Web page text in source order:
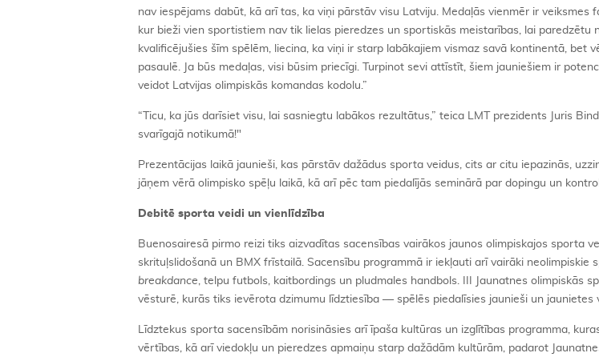
nav iespējams dabūt, kā arī tas, ka viņi pārstāv visu Latviju. Medaļās vienmēr ir veiksmes
kur bieži vien sportistiem nav tik lielas pieredzes un sportiskās meistarības, lai paredzētu
kvalificējušies šīm spēlēm, liecina, ka viņi ir starp labākajiem vismaz savā kontinentā, bet
pasaulē. Ja būs medaļas, visi būsim priecīgi. Turpinot sevi attīstīt, šiem jauniešiem ir
veidot Latvijas olimpiskās komandas kodolu.”
“Ticu, ka jūs darīsiet visu, lai sasniegtu labākos rezultātus,” teica LMT prezidents Juris
svarīgajā notikumā!"
Prezentācijas laikā jaunieši, kas pārstāv dažādus sporta veidus, cits ar citu iepazinās,
jāņem vērā olimpisko spēļu laikā, kā arī pēc tam piedalījās seminārā par dopingu un
Debitē sporta veidi un vienlīdzība
Buenosairesā pirmo reizi tiks aizvadītas sacensības vairākos jaunos olimpiskajos sporta
skrituļslidošanā un BMX frīstailā. Sacensību programmā ir iekļauti arī vairāki neolimpiskie
breakdance , telpu futbols, kaitbordings un pludmales handbols. III Jaunatnes olimpiskās
vēsturē, kurās tiks ievērota dzimumu līdztiesība — spēlēs piedalīsies jaunieši un jaunietes
Līdztekus sporta sacensībām norisināsies arī īpaša kultūras un izglītības programma,
vērtības, kā arī viedokļu un pieredzes apmaiņu starp dažādām kultūrām, padarot